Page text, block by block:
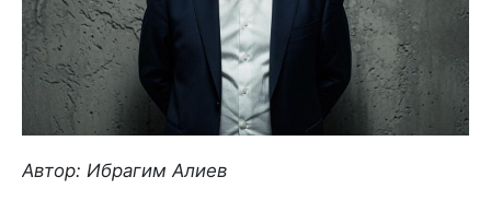
Автор: Ибрагим Алиев